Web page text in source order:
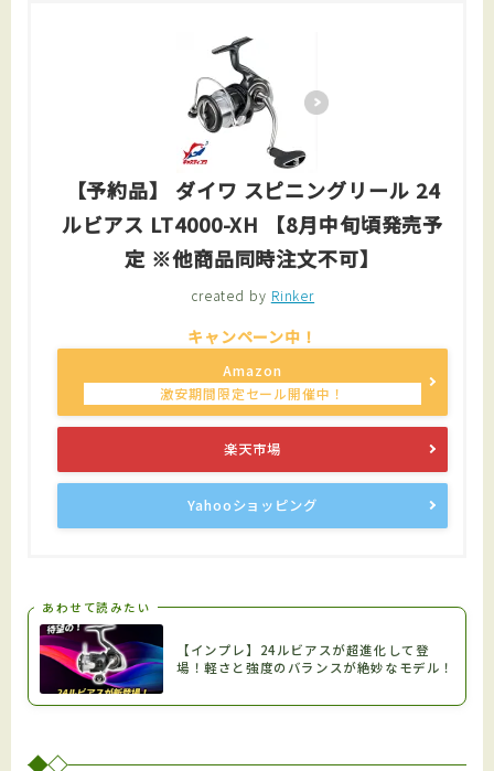
【予約品】 ダイワ スピニングリール 24
ルビアス LT4000-XH 【8月中旬頃発売予
定 ※他商品同時注文不可】
created by Rinker
Amazon
楽天市場
Yahooショッピング
あわせて読みたい
【インプレ】24ルビアスが超進化して登
場！軽さと強度のバランスが絶妙なモデル！